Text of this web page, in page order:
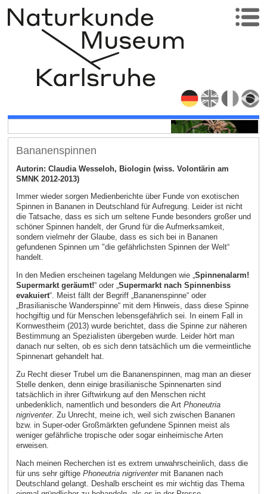
Bananenspinnen
Autorin: Claudia Wesseloh, Biologin (wiss. Volontärin am
SMNK 2012-2013)
Immer wieder sorgen Medienberichte über Funde von exotischen
Spinnen in Bananen in Deutschland für Aufregung. Leider ist nicht
die Tatsache, dass es sich um seltene Funde besonders großer und
schöner Spinnen handelt, der Grund für die Aufmerksamkeit,
sondern vielmehr der Glaube, dass es sich bei in Bananen
gefundenen Spinnen um "die gefährlichsten Spinnen der Welt“
handelt.
In den Medien erscheinen tagelang Meldungen wie „Spinnenalarm!
Supermarkt geräumt!“ oder „Supermarkt nach Spinnenbiss
evakuiert“. Meist fällt der Begriff „Bananenspinne“ oder
„Brasilianische Wanderspinne“ mit dem Hinweis, dass diese Spinne
hochgiftig und für Menschen lebensgefährlich sei. In einem Fall in
Kornwestheim (2013) wurde berichtet, dass die Spinne zur näheren
Bestimmung an Spezialisten übergeben wurde. Leider hört man
danach nur selten, ob es sich denn tatsächlich um die vermeintliche
Spinnenart gehandelt hat.
Zu Recht dieser Trubel um die Bananenspinnen, mag man an dieser
Stelle denken, denn einige brasilianische Spinnenarten sind
tatsächlich in ihrer Giftwirkung auf den Menschen nicht
unbedenklich, namentlich und besonders die Art Phoneutria
nigriventer. Zu Unrecht, meine ich, weil sich zwischen Bananen
bzw. in Super-oder Großmärkten gefundene Spinnen meist als
weniger gefährliche tropische oder sogar einheimische Arten
erweisen.
Nach meinen Recherchen ist es extrem unwahrscheinlich, dass die
für uns sehr giftige Phoneutria nigriventermit Bananen nach
Deutschland gelangt. Deshalb erscheint es mir wichtig das Thema